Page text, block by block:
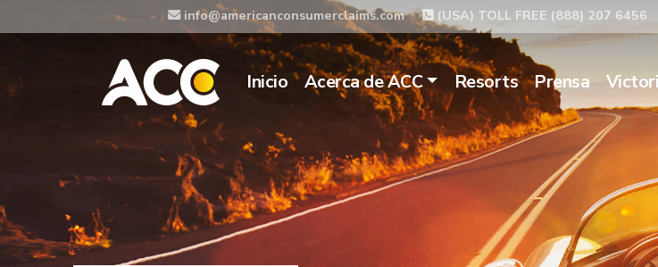
info@americanconsumerclaims.com (USA) TOLL FREE (888) 207 6456
Inicio Acerca de ACC Resorts Prensa